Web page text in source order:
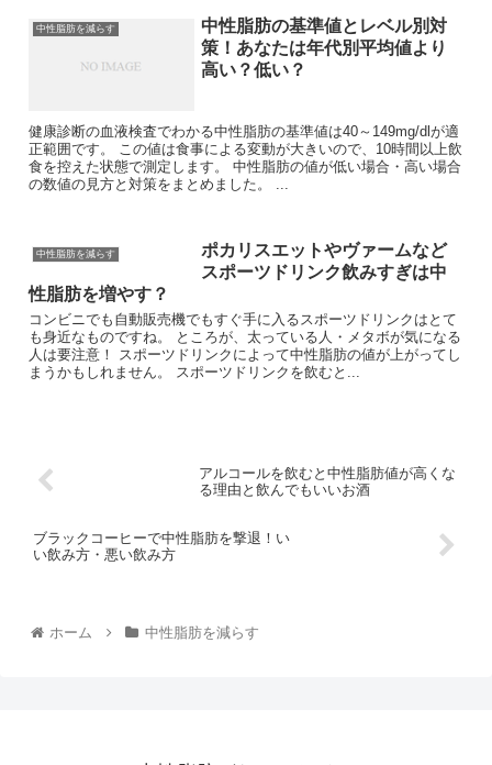
中性脂肪を減らす
中性脂肪の基準値とレベル別対
策！あなたは年代別平均値より
高い？低い？
健康診断の血液検査でわかる中性脂肪の基準値は40～149mg/dlが適
正範囲です。 この値は食事による変動が大きいので、10時間以上飲
食を控えた状態で測定します。 中性脂肪の値が低い場合・高い場合
の数値の見方と対策をまとめました。 ...
中性脂肪を減らす
ポカリスエットやヴァームなど
スポーツドリンク飲みすぎは中
性脂肪を増やす？
コンビニでも自動販売機でもすぐ手に入るスポーツドリンクはとて
も身近なものですね。 ところが、太っている人・メタボが気になる
人は要注意！ スポーツドリンクによって中性脂肪の値が上がってし
まうかもしれません。 スポーツドリンクを飲むと...
アルコールを飲むと中性脂肪値が高くな
る理由と飲んでもいいお酒
ブラックコーヒーで中性脂肪を撃退！い
い飲み方・悪い飲み方
ホーム 中性脂肪を減らす